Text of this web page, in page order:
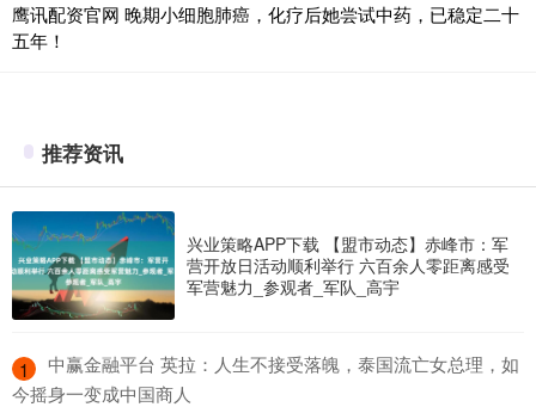
鹰讯配资官网 晚期小细胞肺癌，化疗后她尝试中药，已稳定二十
五年！
推荐资讯
兴业策略APP下载 【盟市动态】赤峰市：军
营开放日活动顺利举行 六百余人零距离感受
军营魅力_参观者_军队_高宇
1
​中赢金融平台 英拉：人生不接受落魄，泰国流亡女总理，如
今摇身一变成中国商人